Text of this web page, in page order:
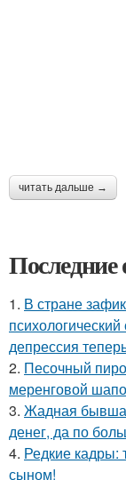
читать дальше →
Последние
1. В стране
депрессия
2. Песочный
меренговой
3. Жадная
денег, да по
4. Редкие кадры:
сыном!